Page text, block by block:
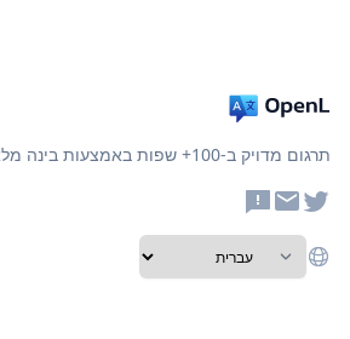
תרגום מדויק ב-100+ שפות באמצעות בינה מלאכותית